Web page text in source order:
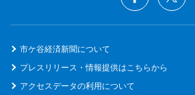
市ケ谷経済新聞について
プレスリリース・情報提供はこちらから
アクセスデータの利用について